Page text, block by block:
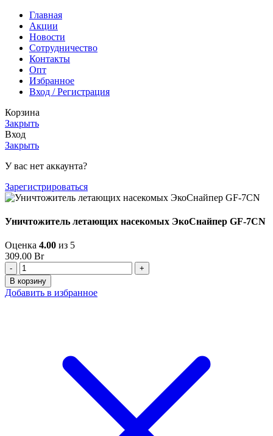
Главная
Акции
Новости
Сотрудничество
Контакты
Опт
Избранное
Вход / Регистрация
Корзина
Закрыть
Вход
Закрыть
У вас нет аккаунта?
Зарегистрироваться
Уничтожитель летающих насекомых ЭкоСнайпер GF-7CN
Оценка 4.00 из 5
309.00 Br
Количество
товара
Уничтожитель
летающих
В корзину
Добавить в избранное